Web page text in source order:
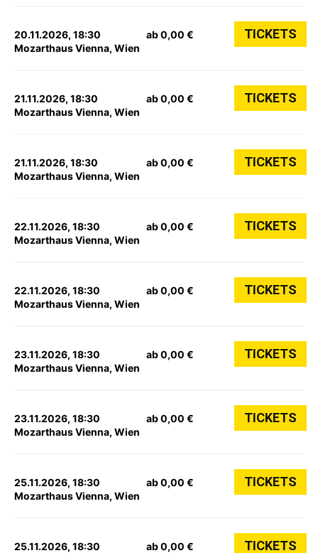
20.11.2026, 18:30
Mozarthaus Vienna, Wien
ab 0,00 € TICKETS
21.11.2026, 18:30
Mozarthaus Vienna, Wien
ab 0,00 € TICKETS
21.11.2026, 18:30
Mozarthaus Vienna, Wien
ab 0,00 € TICKETS
22.11.2026, 18:30
Mozarthaus Vienna, Wien
ab 0,00 € TICKETS
22.11.2026, 18:30
Mozarthaus Vienna, Wien
ab 0,00 € TICKETS
23.11.2026, 18:30
Mozarthaus Vienna, Wien
ab 0,00 € TICKETS
23.11.2026, 18:30
Mozarthaus Vienna, Wien
ab 0,00 € TICKETS
25.11.2026, 18:30
Mozarthaus Vienna, Wien
ab 0,00 € TICKETS
25.11.2026, 18:30 ab 0,00 € TICKETS